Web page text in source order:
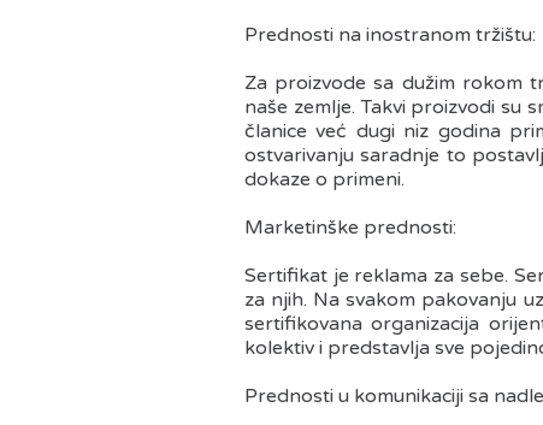
Prednosti na inostranom tržištu:
Za proizvode sa dužim rokom
naše zemlje. Takvi proizvodi su
članice već dugi niz godina
ostvarivanju saradnje to
dokaze o primeni.
Marketinške prednosti:
Sertifikat je reklama za sebe.
za njih. Na svakom pakovanju
sertifikovana organizacija
kolektiv i predstavlja sve
Prednosti u komunikaciji sa